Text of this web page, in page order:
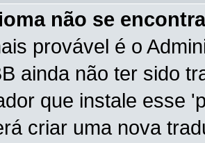
não se
provável é o
ainda não ter sido
que instale esse
criar uma nova